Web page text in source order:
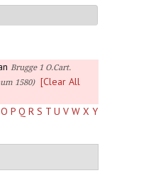
Brugge 1 O.Cart.
1580)
[Clear All
O P Q R S T U V W X Y